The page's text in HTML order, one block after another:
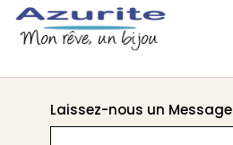
Laissez-nous un Message